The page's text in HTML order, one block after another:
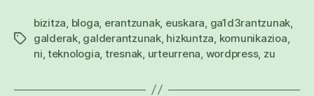
Etiketak
bizitza, bloga, erantzunak, euskara, ga1d3rantzunak,
galderak, galderantzunak, hizkuntza, komunikazioa,
ni, teknologia, tresnak, urteurrena, wordpress, zu